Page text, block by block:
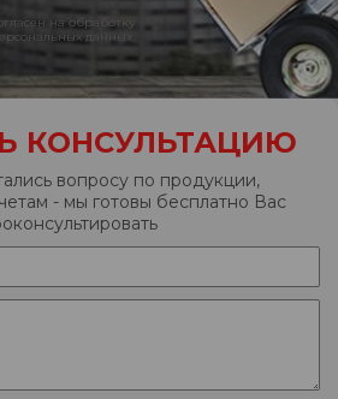
на обработку
данных
КОНСУЛЬТАЦИЮ
вопросу по продукции,
- мы готовы бесплатно Вас